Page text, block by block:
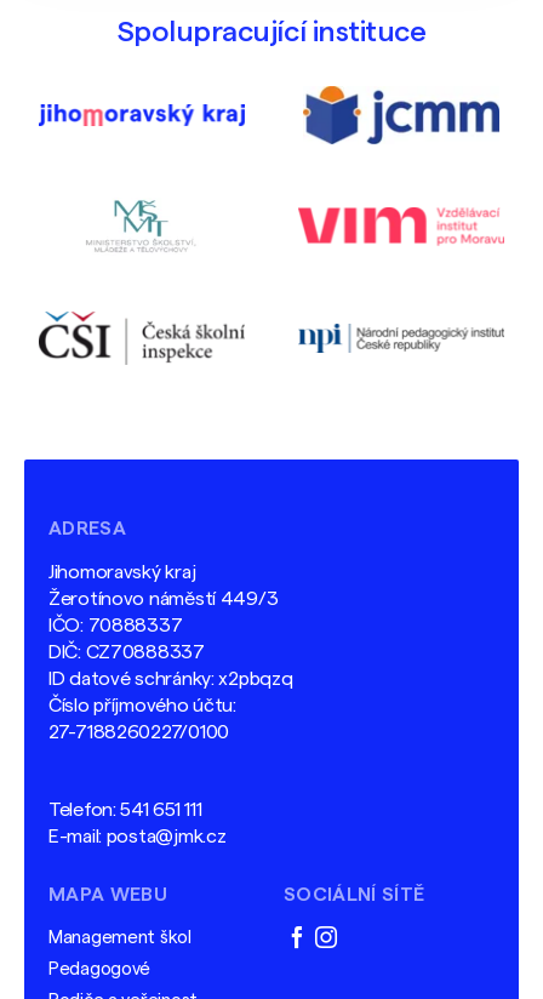
Spolupracující instituce
ADRESA
Jihomoravský kraj
Žerotínovo náměstí 449/3
IČO: 70888337
DIČ: CZ70888337
ID datové schránky: x2pbqzq
Číslo příjmového účtu:
27-7188260227/0100
Telefon:541 651 111
E-mail: posta@jmk.cz
MAPA WEBU
Management škol
Pedagogové
SOCIÁLNÍ SÍTĚ
facebook
instagram